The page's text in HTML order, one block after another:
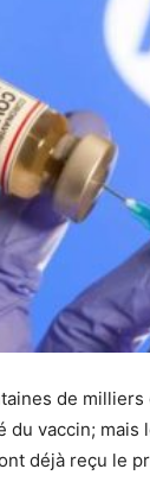
de
du vaccin;
déjà reçu le